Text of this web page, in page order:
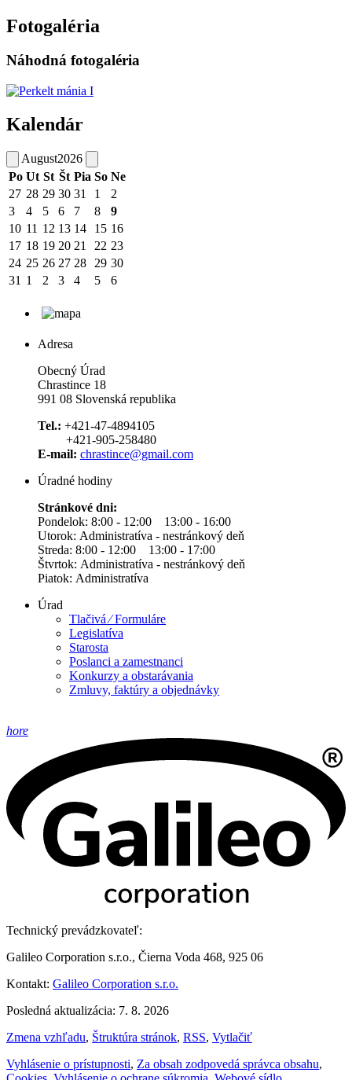
Fotogaléria
Náhodná fotogaléria
Kalendár
August2026
Po Ut St Št Pia So Ne
27 28 29 30 31 1
2
3
4 5 6 7 8
9
10 11 12 13 14 15 16
17 18 19 20 21 22 23
24 25 26 27 28 29 30
31 1 2 3 4 5 6
Adresa
Obecný Úrad
Chrastince 18
991 08 Slovenská republika
Tel.: +421-47-4894105
+421-905-258480
E-mail: chrastince@gmail.com
Úradné hodiny
Stránkové dni:
Pondelok: 8:00 - 12:00 13:00 - 16:00
Utorok: Administratíva - nestránkový deň
Streda: 8:00 - 12:00 13:00 - 17:00
Štvrtok: Administratíva - nestránkový deň
Piatok: Administratíva
Úrad
Tlačivá ⁄ Formuláre
Legislatíva
Starosta
Poslanci a zamestnanci
Konkurzy a obstarávania
Zmluvy, faktúry a objednávky
hore
Technický prevádzkovateľ:
Galileo Corporation s.r.o., Čierna Voda 468, 925 06
Kontakt: Galileo Corporation s.r.o.
Posledná aktualizácia: 7. 8. 2026
Zmena vzhľadu, Štruktúra stránok, RSS, Vytlačiť
Vyhlásenie o prístupnosti, Za obsah zodpovedá správca obsahu,